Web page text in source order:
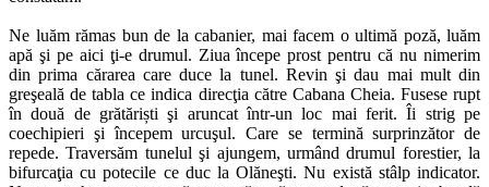
Ne luăm rămas bun de la cabanier, mai facem o ultimă poză, luăm
apă şi pe aici ţi-e drumul. Ziua începe prost pentru că nu nimerim
din prima cărarea care duce la tunel. Revin şi dau mai mult din
greşeală de tabla ce indica direcţia către Cabana Cheia. Fusese rupt
în două de grătăriști şi aruncat într-un loc mai ferit. Îi strig pe
coechipieri şi începem urcuşul. Care se termină surprinzător de
repede. Traversăm tunelul şi ajungem, urmând drumul forestier, la
bifurcaţia cu potecile ce duc la Olăneşti. Nu există stâlp indicator.